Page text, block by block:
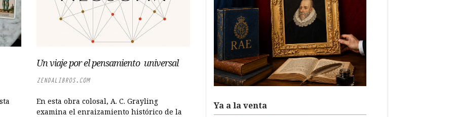
Un viaje por el pensamiento universal
ZENDALIBROS.COM
En esta obra colosal, A. C. Grayling
examina el enraizamiento histórico de la
Ya a la venta